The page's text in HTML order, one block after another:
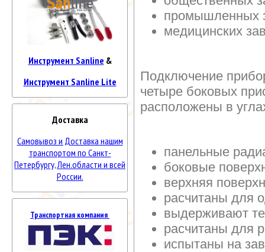
Инструмент Sanline &
Инструмент Sanline Lite
Доставка
Самовывоз и Доставка нашим
транспортом по Санкт-
Петербургу, Лен.области и всей
России.
Транспортная компания
промышленных
медицинских
Подключение
четыре боковых
расположены в
панельные
боковые
верхняя
расчитаны для
выдерживают
расчитаны для
испытаны на